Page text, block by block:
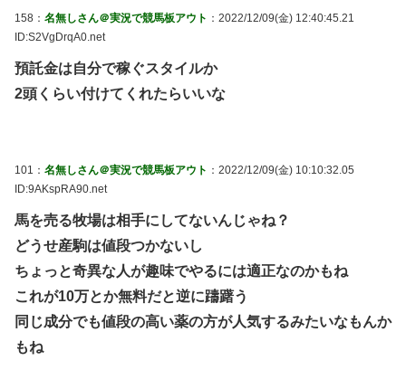
158： 名無しさん＠実況で競馬板アウト ：2022/12/09(金) 12:40:45.21
ID:S2VgDrqA0.net
預託金は自分で稼ぐスタイルか
2頭くらい付けてくれたらいいな
101： 名無しさん＠実況で競馬板アウト ：2022/12/09(金) 10:10:32.05
ID:9AKspRA90.net
馬を売る牧場は相手にしてないんじゃね？
どうせ産駒は値段つかないし
ちょっと奇異な人が趣味でやるには適正なのかもね
これが10万とか無料だと逆に躊躇う
同じ成分でも値段の高い薬の方が人気するみたいなもんか
もね